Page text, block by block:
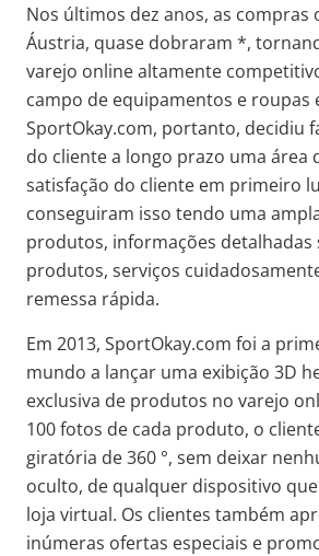
Nos últimos dez anos, as compras
Áustria, quase dobraram *,
varejo online altamente
campo de equipamentos e roupas
SportOkay.com, portanto, decidiu
do cliente a longo prazo uma área
satisfação do cliente em primeiro
conseguiram isso tendo uma
produtos, informações detalhadas
produtos, serviços
remessa rápida.
Em 2013, SportOkay.com foi a
mundo a lançar uma exibição 3D
exclusiva de produtos no varejo
100 fotos de cada produto, o
giratória de 360 °, sem deixar
oculto, de qualquer dispositivo
loja virtual. Os clientes também
inúmeras ofertas especiais e